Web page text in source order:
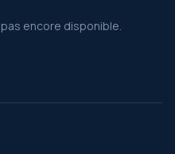
encore disponible.